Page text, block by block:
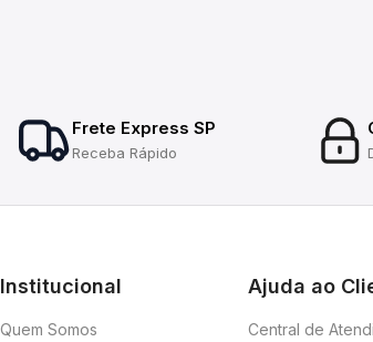
Frete Express SP
Receba Rápido
Institucional
Quem Somos
Ajuda ao
Central de